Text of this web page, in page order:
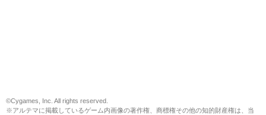
©Cygames, Inc. All rights reserved.
※アルテマに掲載しているゲーム内画像の著作権、商標権その他の知的財産権は、当